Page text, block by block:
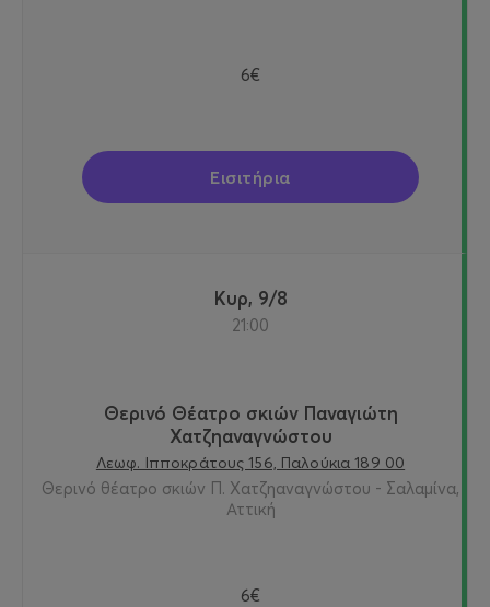
6€
Εισιτήρια
Κυρ, 9/8
21:00
Θερινό Θέατρο σκιών Παναγιώτη
Χατζηαναγνώστου
Λεωφ. Ιπποκράτους 156, Παλούκια 189 00
Θερινό θέατρο σκιών Π. Χατζηαναγνώστου - Σαλαμίνα,
Αττική
6€